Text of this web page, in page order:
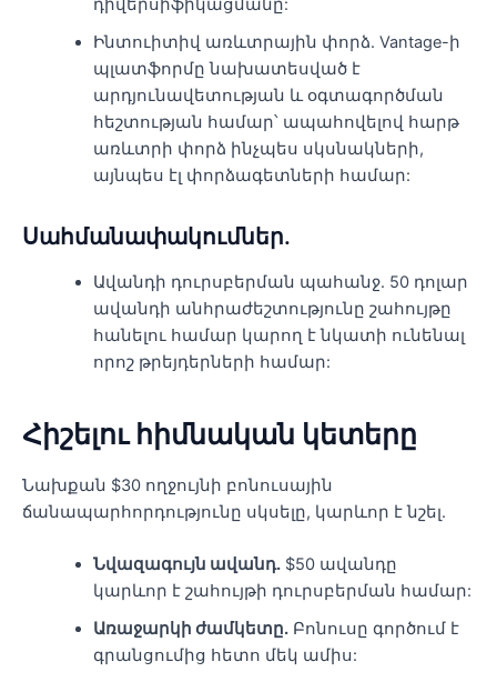
դիվերսիֆիկացմանը:
Ինտուիտիվ առևտրային փորձ. Vantage-ի
պլատֆորմը նախատեսված է
արդյունավետության և օգտագործման
հեշտության համար՝ ապահովելով հարթ
առևտրի փորձ ինչպես սկսնակների,
այնպես էլ փորձագետների համար:
Սահմանափակումներ.
Ավանդի դուրսբերման պահանջ. 50 դոլար
ավանդի անհրաժեշտությունը շահույթը
հանելու համար կարող է նկատի ունենալ
որոշ թրեյդերների համար:
Հիշելու հիմնական կետերը
Նախքան $30 ողջույնի բոնուսային
ճանապարհորդությունը սկսելը, կարևոր է նշել.
Նվազագույն ավանդ.$50 ավանդը
կարևոր է շահույթի դուրսբերման համար:
Առաջարկի ժամկետը.Բոնուսը գործում է
գրանցումից հետո մեկ ամիս: